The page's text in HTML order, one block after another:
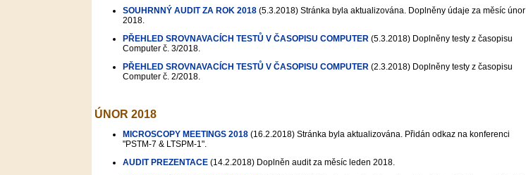
SOUHRNNÝ AUDIT ZA ROK 2018 (5.3.2018) Stránka byla aktualizována. Doplněny údaje za měsíc únor
2018.
PŘEHLED SROVNAVACÍCH TESTŮ V ČASOPISU COMPUTER (5.3.2018) Doplněny testy z časopisu
Computer č. 3/2018.
PŘEHLED SROVNAVACÍCH TESTŮ V ČASOPISU COMPUTER (2.3.2018) Doplněny testy z časopisu
Computer č. 2/2018.
ÚNOR 2018
MICROSCOPY MEETINGS 2018 (16.2.2018) Stránka byla aktualizována. Přidán odkaz na konferenci
"PSTM-7 & LTSPM-1".
AUDIT PREZENTACE (14.2.2018) Doplněn audit za měsíc leden 2018.